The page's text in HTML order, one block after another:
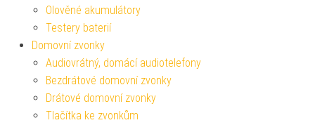
Olověné akumulátory
Testery baterií
Domovní zvonky
Audiovrátný, domácí audiotelefony
Bezdrátové domovní zvonky
Drátové domovní zvonky
Tlačítka ke zvonkům